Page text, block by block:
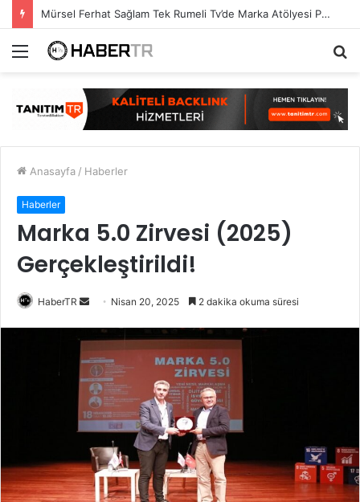
Mürsel Ferhat Sağlam Tek Rumeli Tv’de Marka Atölyesi Programına Konuk Oldu
Menü
Anasayfa / Haberler
Haberler
Marka 5.0 Zirvesi (2025)
Gerçekleştirildi!
HaberTR
Bir
posta
göndermek
Nisan 20, 2025 2 dakika okuma süresi